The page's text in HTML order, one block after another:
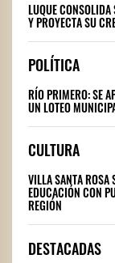
LUQUE
Y PROYECTA SU
POLÍTICA
RÍO PRIMERO: SE
UN LOTEO
CULTURA
VILLA SANTA ROSA
EDUCACIÓN CON
REGIÓN
DESTACADAS